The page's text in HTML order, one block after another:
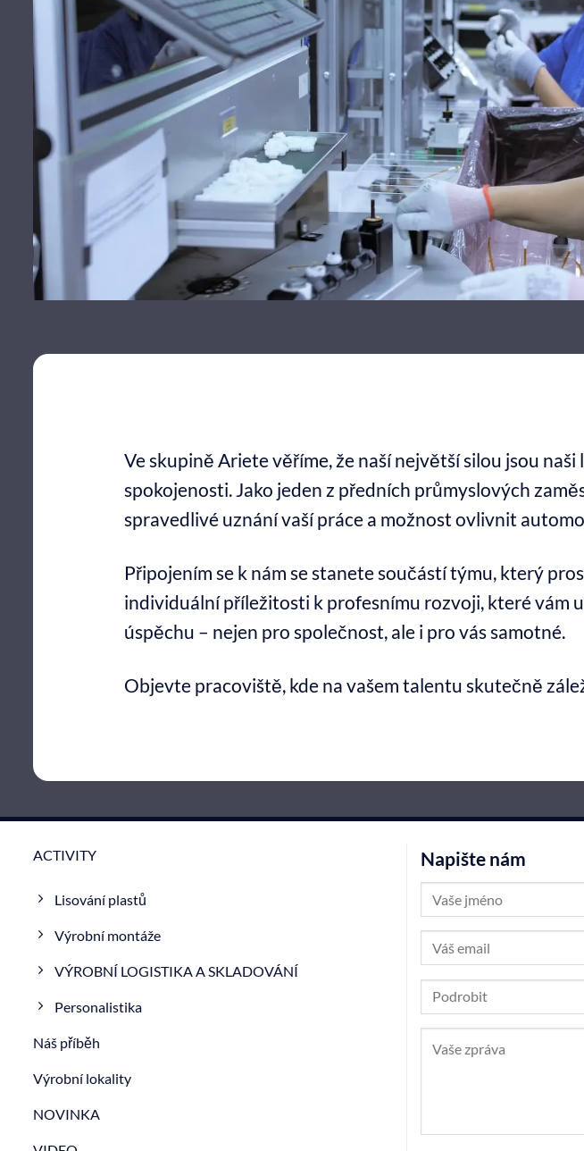
Ve skupině Ariete věříme, že naší největší silou jsou
spokojenosti. Jako jeden z předních průmyslových
spravedlivé uznání vaší práce a možnost ovlivnit
Připojením se k nám se stanete součástí týmu, který
individuální příležitosti k profesnímu rozvoji, které vám
úspěchu – nejen pro společnost, ale i pro vás samotné.
Objevte pracoviště, kde na vašem talentu skutečně
ACTIVITY
Lisování plastů
Výrobní montáže
VÝROBNÍ LOGISTIKA A SKLADOVÁNÍ
Personalistika
Náš příběh
Výrobní lokality
NOVINKA
Napište nám